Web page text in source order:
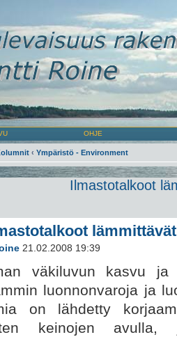
OHJE
‹ Ympäristö - Environment
Ilmastotalkoot
21.02.2008 19:39
väkiluvun kasvu
luonnonvaroja ja
on lähdetty
keinojen